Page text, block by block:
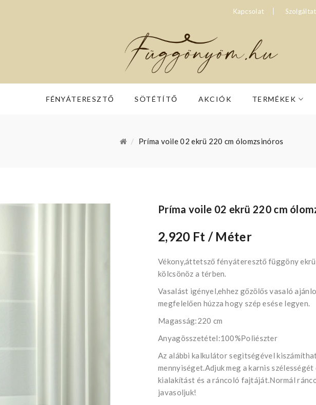
Kapcsolat
FÉNYÁTERESZTŐ SÖTÉTÍTŐ AKCIÓK TERMÉKEK
Príma voile 02 ekrü 220 cm ólomzsinóros
Príma voile 02 ekrü 220 cm
2,920 Ft / Méter
Vékony,áttetsző fényáteresztő függöny
kölcsönöz a térben.
Vasalást igényel,ehhez gőzölős vasaló
megfelelően húzza hogy szép esése legyen.
Magasság:220 cm
Anyagösszetétel:100%Poliészter
Az alábbi kalkulátor segìtségével
mennyiséget.Adjuk meg a karnis
kialakítást és a ráncoló fajtáját.Normál
javasoljuk!